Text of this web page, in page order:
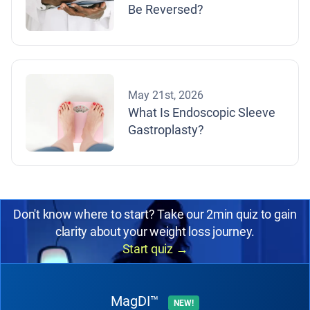
Be Reversed?
May 21st, 2026
What Is Endoscopic Sleeve
Gastroplasty?
Don't know where to start? Take our 2min quiz to gain
clarity about your weight loss journey.
Start quiz →
MagDI™ NEW!